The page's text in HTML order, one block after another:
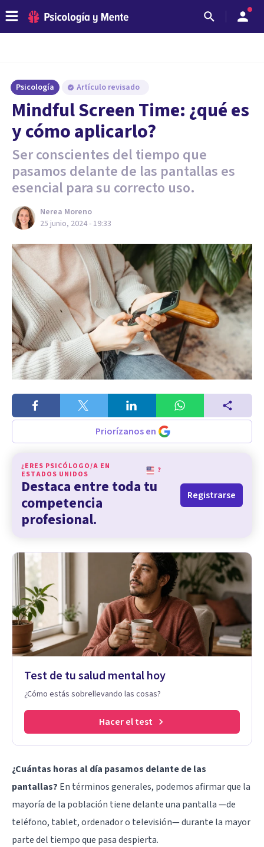
Psicología Artículo revisado
Mindful Screen Time: ¿qué es
y cómo aplicarlo?
Ser conscientes del tiempo que
pasamos delante de las pantallas es
esencial para su correcto uso.
Nerea Moreno
25 junio, 2024 - 19:33
Priorízanos en
¿ERES PSICÓLOGO/A EN
ESTADOS UNIDOS
?
Destaca entre toda tu
competencia
profesional.
Registrarse
Test de tu salud mental hoy
¿Cómo estás sobrellevando las cosas?
Hacer el test
¿Cuántas horas al día pasamos delante de las
pantallas? En términos generales, podemos afirmar que la
mayoría de la población tiene delante una pantalla —de
teléfono, tablet, ordenador o televisión— durante la mayor
parte del tiempo que pasa despierta.